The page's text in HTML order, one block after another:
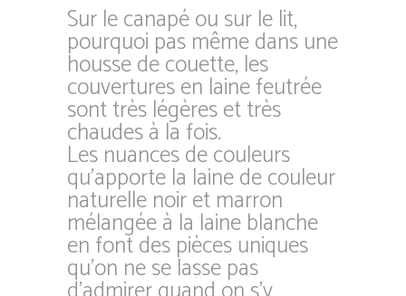
Sur le canapé ou sur le lit,
pourquoi pas même dans une
housse de couette, les
couvertures en laine feutrée
sont très légères et très
chaudes à la fois.
Les nuances de couleurs
qu’apporte la laine de couleur
naturelle noir et marron
mélangée à la laine blanche
en font des pièces uniques
qu’on ne se lasse pas